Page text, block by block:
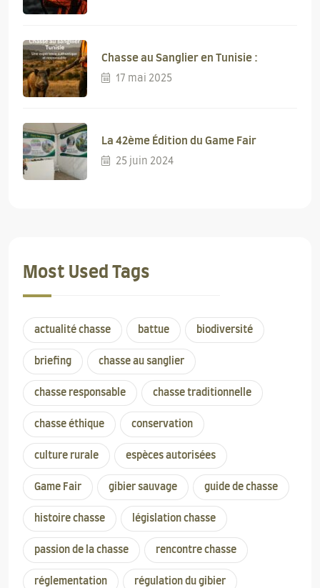
Chasse au Sanglier en Tunisie :
17 mai 2025
La 42ème Édition du Game Fair
25 juin 2024
Most Used Tags
actualité chasse battue biodiversité
briefing chasse au sanglier
chasse responsable chasse traditionnelle
chasse éthique conservation
culture rurale espèces autorisées
Game Fair gibier sauvage guide de chasse
histoire chasse législation chasse
passion de la chasse rencontre chasse
réglementation régulation du gibier